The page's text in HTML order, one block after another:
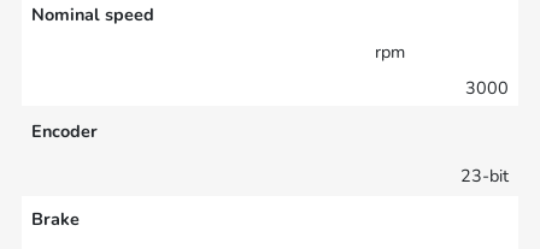
Nominal speed
rpm
3000
Encoder
23-bit
Brake